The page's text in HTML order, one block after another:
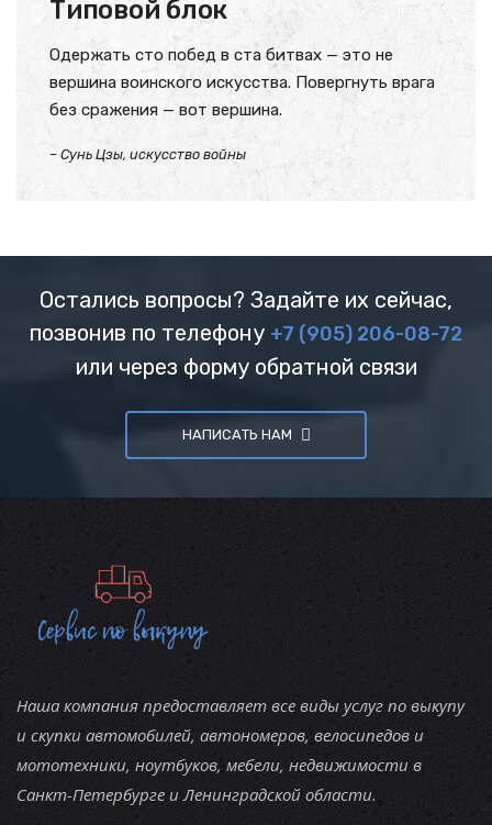
Типовой блок
Одержать сто побед в ста битвах — это не
вершина воинского искусства. Повергнуть врага
без сражения — вот вершина.
– Сунь Цзы, искусство войны
Остались вопросы? Задайте их сейчас,
позвонив по телефону +7 (905) 206-08-72
или через форму обратной связи
НАПИСАТЬ НАМ
Наша компания предоставляет все виды услуг по выкупу
и скупки автомобилей, автономеров, велосипедов и
мототехники, ноутбуков, мебели, недвижимости в
Санкт-Петербурге и Ленинградской области.